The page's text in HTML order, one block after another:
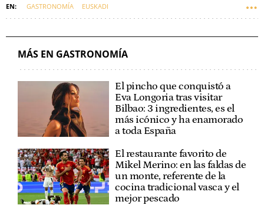
GASTRONOMÍA EUSKADI
MÁS EN GASTRONOMÍA
El pincho que conquistó a
Eva Longoria tras visitar
Bilbao: 3 ingredientes, es el
más icónico y ha enamorado
a toda España
El restaurante favorito de
Mikel Merino: en las faldas de
un monte, referente de la
cocina tradicional vasca y el
mejor pescado